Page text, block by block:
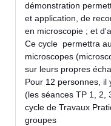
démonstration
et application, de
en microscopie ; et
Ce cycle permettra
microscopes
sur leurs propres
Pour 12 personnes, il
(les séances TP 1, 2,
cycle de Travaux
groupes